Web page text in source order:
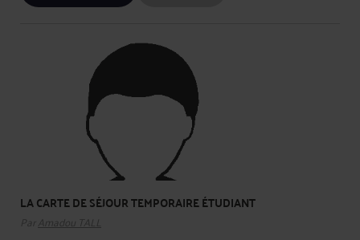
LA CARTE DE SÉJOUR TEMPORAIRE ÉTUDIANT
Par Amadou TALL